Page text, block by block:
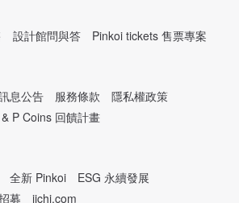
設計館問與答 Pinkoi tickets 售票專案
息公告 服務條款
隱私權政策
P Coins 回饋計畫
全新 Pinkoi
ESG 永續發展
募 iichi.com